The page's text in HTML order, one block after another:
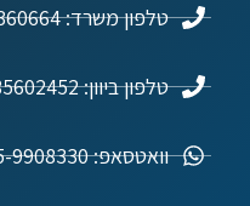
טלפון משרד: 04-6360664
טלפון ביוון: 30-6985602452
וואטסאפ: 055-9908330